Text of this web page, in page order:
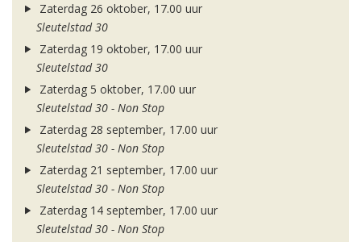
Zaterdag 26 oktober, 17.00 uur
Sleutelstad 30
Zaterdag 19 oktober, 17.00 uur
Sleutelstad 30
Zaterdag 5 oktober, 17.00 uur
Sleutelstad 30 - Non Stop
Zaterdag 28 september, 17.00 uur
Sleutelstad 30 - Non Stop
Zaterdag 21 september, 17.00 uur
Sleutelstad 30 - Non Stop
Zaterdag 14 september, 17.00 uur
Sleutelstad 30 - Non Stop